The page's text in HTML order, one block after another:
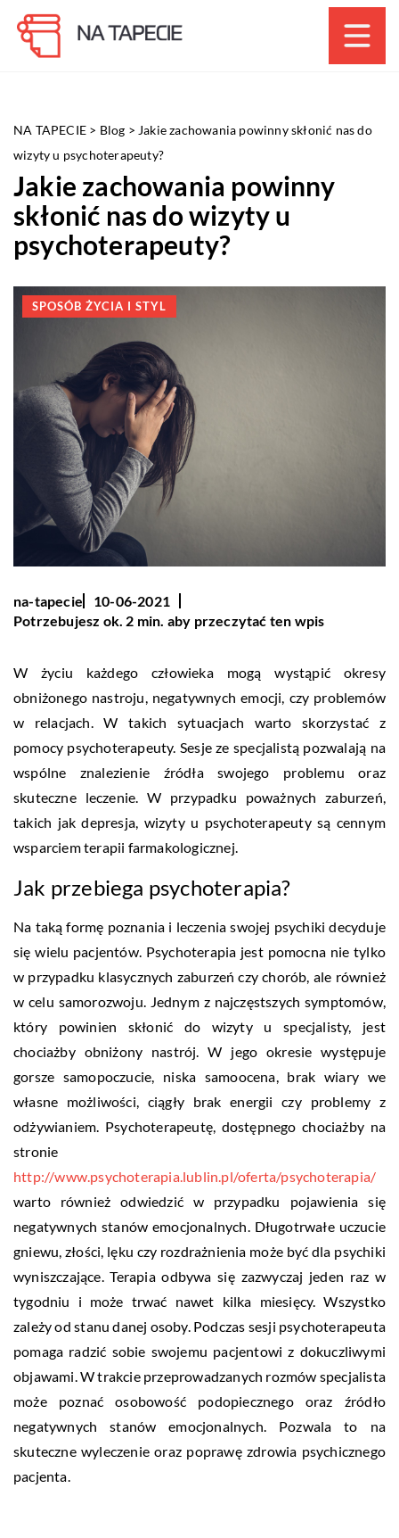
NA TAPECIE > Blog > Jakie zachowania powinny skłonić nas do
wizyty u psychoterapeuty?
Jakie zachowania powinny
skłonić nas do wizyty u
psychoterapeuty?
SPOSÓB ŻYCIA I STYL
na-tapecie
10-06-2021
Potrzebujesz ok. 2 min. aby przeczytać ten wpis
W życiu każdego człowieka mogą wystąpić okresy
obniżonego nastroju, negatywnych emocji, czy problemów
w relacjach. W takich sytuacjach warto skorzystać z
pomocy psychoterapeuty. Sesje ze specjalistą pozwalają na
wspólne znalezienie źródła swojego problemu oraz
skuteczne leczenie. W przypadku poważnych zaburzeń,
takich jak depresja, wizyty u psychoterapeuty są cennym
wsparciem terapii farmakologicznej.
Jak przebiega psychoterapia?
Na taką formę poznania i leczenia swojej psychiki decyduje
się wielu pacjentów. Psychoterapia jest pomocna nie tylko
w przypadku klasycznych zaburzeń czy chorób, ale również
w celu samorozwoju. Jednym z najczęstszych symptomów,
który powinien skłonić do wizyty u specjalisty, jest
chociażby obniżony nastrój. W jego okresie występuje
gorsze samopoczucie, niska samoocena, brak wiary we
własne możliwości, ciągły brak energii czy problemy z
odżywianiem. Psychoterapeutę, dostępnego chociażby na
stronie
http://www.psychoterapia.lublin.pl/oferta/psychoterapia/
warto również odwiedzić w przypadku pojawienia się
negatywnych stanów emocjonalnych. Długotrwałe uczucie
gniewu, złości, lęku czy rozdrażnienia może być dla psychiki
wyniszczające. Terapia odbywa się zazwyczaj jeden raz w
tygodniu i może trwać nawet kilka miesięcy. Wszystko
zależy od stanu danej osoby. Podczas sesji psychoterapeuta
pomaga radzić sobie swojemu pacjentowi z dokuczliwymi
objawami. W trakcie przeprowadzanych rozmów specjalista
może poznać osobowość podopiecznego oraz źródło
negatywnych stanów emocjonalnych. Pozwala to na
skuteczne wyleczenie oraz poprawę zdrowia psychicznego
pacjenta.